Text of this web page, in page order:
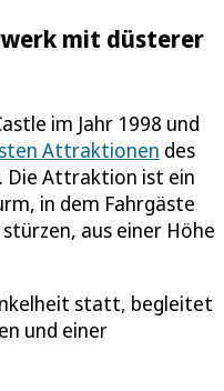
mit düsterer
im Jahr 1998 und
Attraktionen des
Die Attraktion ist ein
in dem Fahrgäste
aus einer Höhe
statt, begleitet
und einer